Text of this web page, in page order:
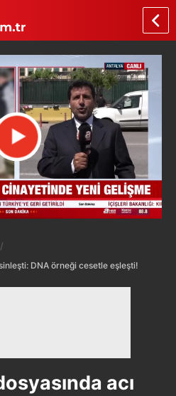
DNA örneği cesetle eşleşti!
acı